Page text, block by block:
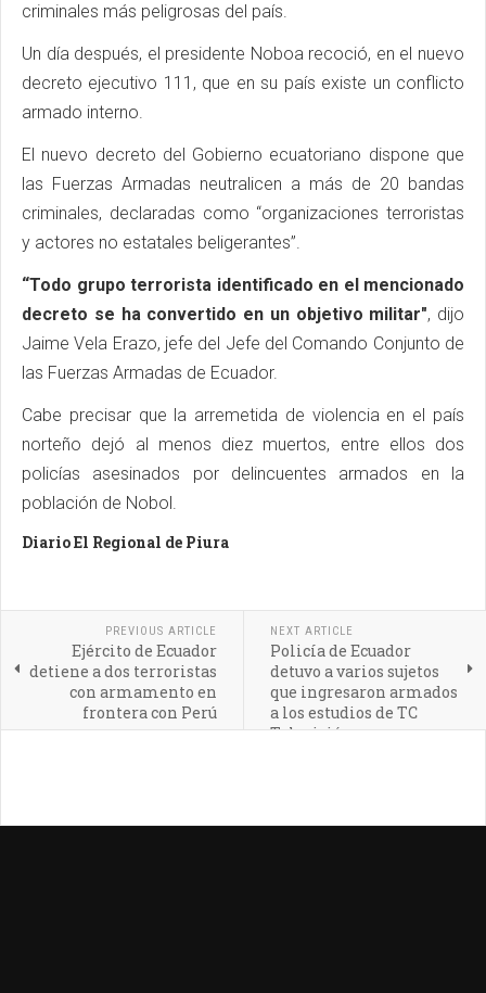
criminales más peligrosas del país.
Un día después, el presidente Noboa recoció, en el nuevo
decreto ejecutivo 111, que en su país existe un conflicto
armado interno.
El nuevo decreto del Gobierno ecuatoriano dispone que
las Fuerzas Armadas neutralicen a más de 20 bandas
criminales, declaradas como “organizaciones terroristas
y actores no estatales beligerantes”.
“Todo grupo terrorista identificado en el mencionado
decreto se ha convertido en un objetivo militar", dijo
Jaime Vela Erazo, jefe del Jefe del Comando Conjunto de
las Fuerzas Armadas de Ecuador.
Cabe precisar que la arremetida de violencia en el país
norteño dejó al menos diez muertos, entre ellos dos
policías asesinados por delincuentes armados en la
población de Nobol.
Diario El Regional de Piura
PREVIOUS ARTICLE
Ejército de Ecuador
detiene a dos terroristas
con armamento en
frontera con Perú
NEXT ARTICLE
Policía de Ecuador
detuvo a varios sujetos
que ingresaron armados
a los estudios de TC
Televisión